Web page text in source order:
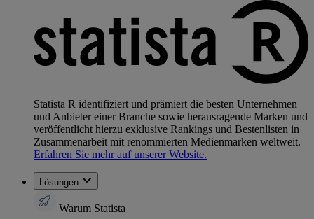
Statista R identifiziert und prämiert die besten Unternehmen
und Anbieter einer Branche sowie herausragende Marken und
veröffentlicht hierzu exklusive Rankings und Bestenlisten in
Zusammenarbeit mit renommierten Medienmarken weltweit.
Erfahren Sie mehr auf unserer Website.
Lösungen
Warum Statista